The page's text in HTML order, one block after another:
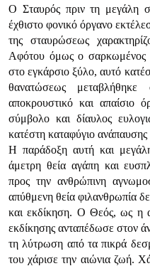
Ο Σταυρός πριν τη μεγάλη
έχθιστο φονικό όργανο
της σταυρώσεως
Αφότου όμως ο σαρκωμένος
στο εγκάρσιο ξύλο, αυτό
θανατώσεως
αποκρουστικό και απαίσιο
σύμβολο και δίαυλος
κατέστη καταφύγιο ανάπαυσης
Η παράδοξη αυτή και
άμετρη θεία αγάπη και
προς την ανθρώπινη
απύθμενη θεία φιλανθρωπία
και εκδίκηση. Ο Θεός, ως η
εκδίκησης ανταπέδωσε στον
τη λύτρωση από τα πικρά
του χάρισε την αιώνια ζωή.